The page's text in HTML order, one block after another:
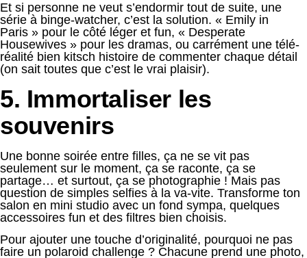
Et si personne ne veut s’endormir tout de suite, une
série à binge-watcher, c’est la solution. « Emily in
Paris » pour le côté léger et fun, « Desperate
Housewives » pour les dramas, ou carrément une télé-
réalité bien kitsch histoire de commenter chaque détail
(on sait toutes que c’est le vrai plaisir).
5. Immortaliser les
souvenirs
Une bonne soirée entre filles, ça ne se vit pas
seulement sur le moment, ça se raconte, ça se
partage… et surtout, ça se photographie ! Mais pas
question de simples selfies à la va-vite. Transforme ton
salon en mini studio avec un fond sympa, quelques
accessoires fun et des filtres bien choisis.
Pour ajouter une touche d’originalité, pourquoi ne pas
faire un polaroid challenge ? Chacune prend une photo,